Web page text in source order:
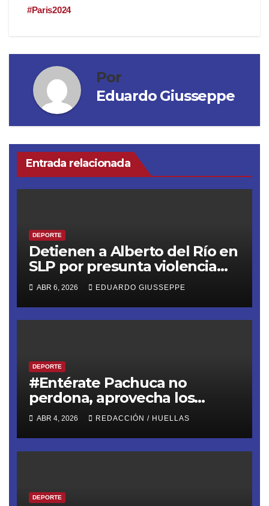
#Paris2024
Por
Eduardo Giusseppe
Entrada relacionada
DEPORTE
Detienen a Alberto del Río en
SLP por presunta violencia
familiar. El exluchador de la
WWE fue arrestado por la
Guardia Civil Estatal tras
ABR 6, 2026 EDUARDO GIUSSEPPE
DEPORTE
#Entérate Pachuca no
perdona, aprovecha los
errores de Cruz Azul y se lleva
un triunfazo de 1-2 a domicilio
ABR 4, 2026 REDACCIÓN / HUELLAS
DEPORTE